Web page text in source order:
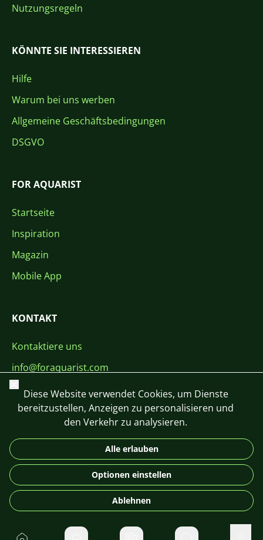
Nutzungsregeln
KÖNNTE SIE INTERESSIEREN
Hilfe
Warum bei uns werben
Allgemeine Geschäftsbedingungen
DSGVO
FOR AQUARIST
Startseite
Inspiration
Magazin
Mobile App
KONTAKT
Kontaktiere uns
info@foraquarist.com
+420 603 449 602
DE
© 2026 For Aquarist
Schließen
Diese Website verwendet Cookies, um Dienste
bereitzustellen, Anzeigen zu personalisieren und
den Verkehr zu analysieren.
Alle erlauben
Optionen einstellen
Ablehnen